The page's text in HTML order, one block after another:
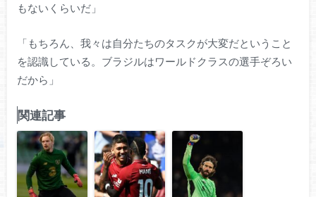
もないくらいだ」
「もちろん、我々は自分たちのタスクが大変だということ
を認識している。ブラジルはワールドクラスの選手ぞろい
だから」
関連記事